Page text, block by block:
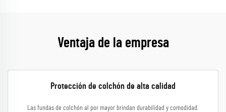
Ventaja de la empresa
Protección de colchón de alta calidad
Las fundas de colchón al por mayor brindan durabilidad y comodidad.